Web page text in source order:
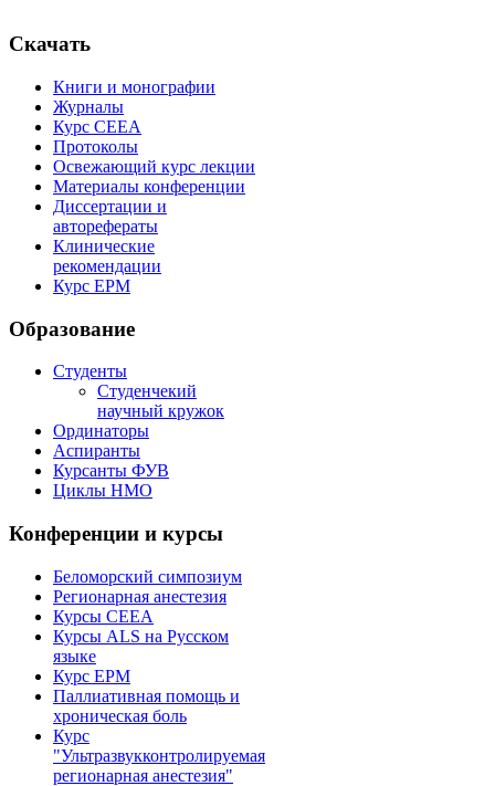
Скачать
Книги и монографии
Журналы
Курс СЕЕА
Протоколы
Освежающий курс лекции
Материалы конференции
Диссертации и
авторефераты
Клинические
рекомендации
Курс EPM
Образование
Студенты
Студенчекий
научный кружок
Ординаторы
Аспиранты
Курсанты ФУВ
Циклы НМО
Конференции и курсы
Беломорский симпозиум
Регионарная анестезия
Курсы CEEA
Курсы ALS на Русском
языке
Курс EPM
Паллиативная помощь и
хроническая боль
Курс
"Ультразвукконтролируемая
регионарная анестезия"